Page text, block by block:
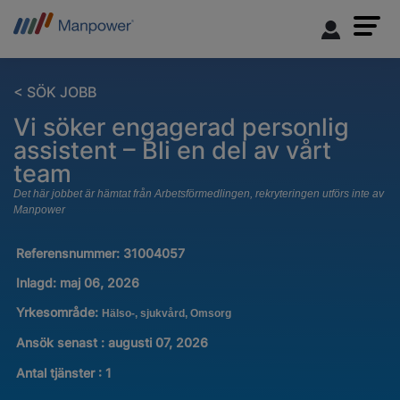
< SÖK JOBB
Vi söker engagerad personlig
assistent – Bli en del av vårt
team
Det här jobbet är hämtat från Arbetsförmedlingen, rekryteringen utförs inte av
Manpower
Referensnummer: 31004057
Inlagd: maj 06, 2026
Yrkesområde: Hälso-, sjukvård, Omsorg
Ansök senast : augusti 07, 2026
Antal tjänster : 1